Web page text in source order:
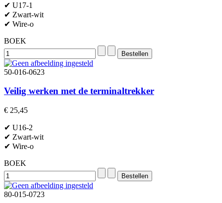
✔ U17-1
✔ Zwart-wit
✔ Wire-o
BOEK
50-016-0623
Veilig werken met de terminaltrekker
€ 25,45
✔ U16-2
✔ Zwart-wit
✔ Wire-o
BOEK
80-015-0723